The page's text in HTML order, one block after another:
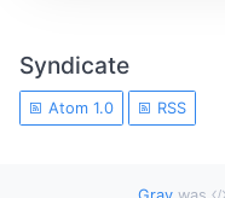
Syndicate
Atom 1.0 RSS